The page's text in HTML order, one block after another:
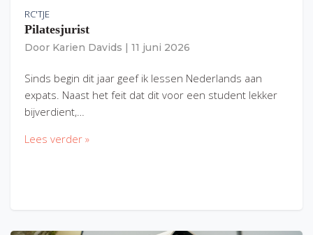
RC'TJE
Pilatesjurist
Door Karien Davids 11 juni 2026
Sinds begin dit jaar geef ik lessen Nederlands aan
expats. Naast het feit dat dit voor een student lekker
bijverdient,…
Lees verder »